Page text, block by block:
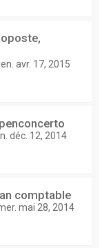
avr. 17, 2015
déc. 12, 2014
comptable
mai 28, 2014